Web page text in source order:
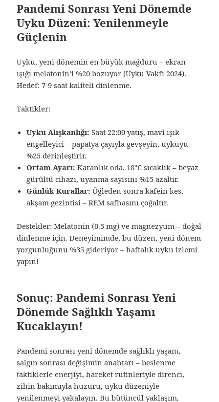
Pandemi Sonrası Yeni Dönemde
Uyku Düzeni: Yenilenmeyle
Güçlenin
Uyku, yeni dönemin en büyük mağduru – ekran
ışığı melatonin’i %20 bozuyor (Uyku Vakfı 2024).
Hedef: 7-9 saat kaliteli dinlenme.
Taktikler:
Uyku Alışkanlığı: Saat 22:00 yatış, mavi ışık
engelleyici – papatya çayıyla gevşeyin, uykuyu
%25 derinleştirir.
Ortam Ayarı: Karanlık oda, 18°C sıcaklık – beyaz
gürültü cihazı, uyanma sayısını %15 azaltır.
Günlük Kurallar: Öğleden sonra kafein kes,
akşam gezintisi – REM safhasını çoğaltır.
Destekler: Melatonin (0.5 mg) ve magnezyum – doğal
dinlenme için. Deneyimimde, bu düzen, yeni dönem
yorgunluğunu %35 gideriyor – haftalık uyku izlemi
yapın!
Sonuç: Pandemi Sonrası Yeni
Dönemde Sağlıklı Yaşamı
Kucaklayın!
Pandemi sonrası yeni dönemde sağlıklı yaşam,
salgın sonrası değişimin anahtarı – beslenme
taktiklerle enerjiyi, hareket rutinleriyle direnci,
zihin bakımıyla huzuru, uyku düzeniyle
yenilenmeyi yakalayın. Bu bütüncül yaklaşım,